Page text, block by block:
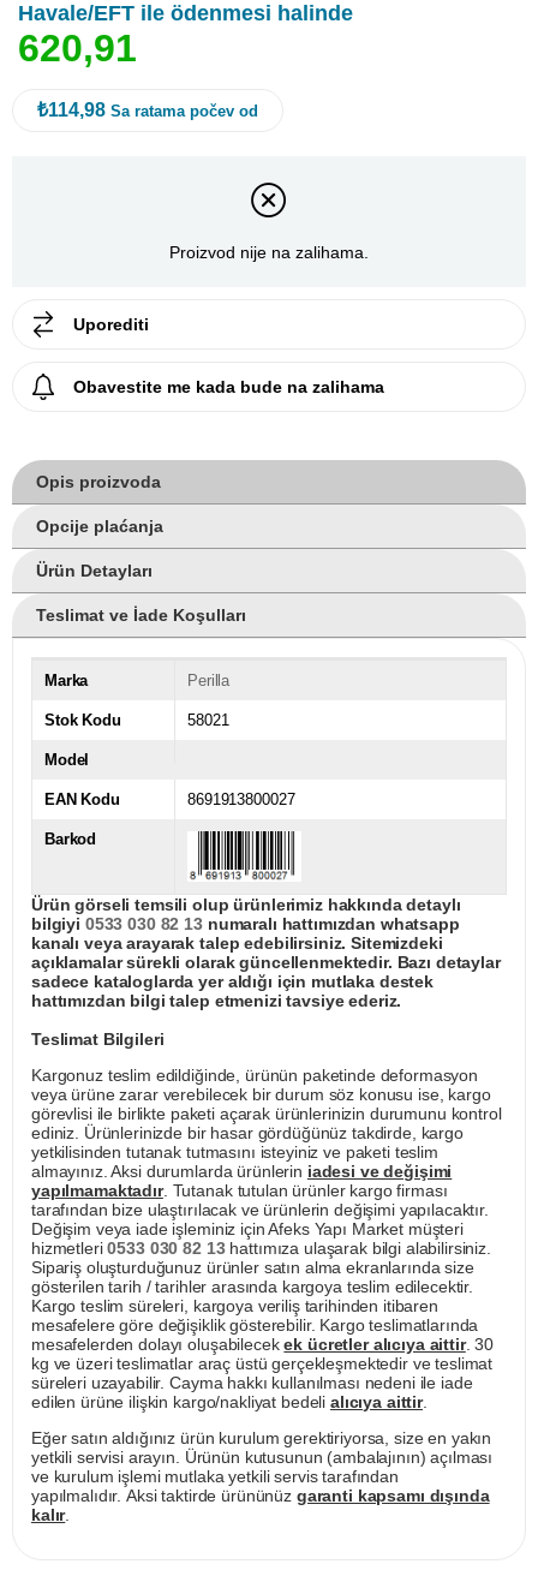
Havale/EFT ile ödenmesi halinde
620,91
₺114,98 Sa ratama počev od
Proizvod nije na zalihama.
Uporediti
Obavestite me kada bude na zalihama
Opis proizvoda
Opcije plaćanja
Ürün Detayları
Teslimat ve İade Koşulları
Marka Perilla
Stok Kodu 58021
Model
EAN Kodu 8691913800027
Barkod
Ürün görseli temsili olup ürünlerimiz hakkında detaylı
bilgiyi 0533 030 82 13numaralı hattımızdan whatsapp
kanalı veya arayarak talep edebilirsiniz. Sitemizdeki
açıklamalar sürekli olarak güncellenmektedir. Bazı detaylar
sadece kataloglarda yer aldığı için mutlaka destek
hattımızdan bilgi talep etmenizi tavsiye ederiz.
Teslimat Bilgileri
Kargonuz teslim edildiğinde, ürünün paketinde deformasyon
veya ürüne zarar verebilecek bir durum söz konusu ise, kargo
görevlisi ile birlikte paketi açarak ürünlerinizin durumunu kontrol
ediniz. Ürünlerinizde bir hasar gördüğünüz takdirde, kargo
yetkilisinden tutanak tutmasını isteyiniz ve paketi teslim
almayınız. Aksi durumlarda ürünlerin iadesi ve değişimi
yapılmamaktadır. Tutanak tutulan ürünler kargo firması
tarafından bize ulaştırılacak ve ürünlerin değişimi yapılacaktır.
Değişim veya iade işleminiz için Afeks Yapı Market müşteri
hizmetleri0533 030 82 13hattımıza ulaşarak bilgi alabilirsiniz.
Sipariş oluşturduğunuz ürünler satın alma ekranlarında size
gösterilen tarih / tarihler arasında kargoya teslim edilecektir.
Kargo teslim süreleri, kargoya veriliş tarihinden itibaren
mesafelere göre değişiklik gösterebilir. Kargo teslimatlarında
mesafelerden dolayı oluşabilecekek ücretler alıcıya aittir. 30
kg ve üzeri teslimatlar araç üstü gerçekleşmektedir ve teslimat
süreleri uzayabilir. Cayma hakkı kullanılması nedeni ile iade
edilen ürüne ilişkin kargo/nakliyat bedeli alıcıya aittir.
Eğer satın aldığınız ürün kurulum gerektiriyorsa, size en yakın
yetkili servisi arayın. Ürünün kutusunun (ambalajının) açılması
ve kurulum işlemi mutlaka yetkili servis tarafından
yapılmalıdır. Aksi taktirde ürününüz garanti kapsamı dışında
kalır.